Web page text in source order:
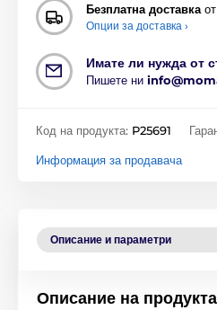
Безплатна доставка от
Опции за доставка ›
Имате ли нужда от
Пишете ни
Код на продукта: P25691
Информация за продавача
Описание и параметри
Описание на продукта